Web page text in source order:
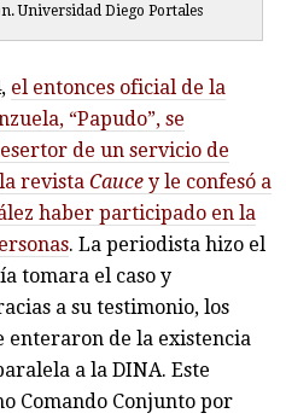
Universidad Diego Portales
el entonces oficial de la
“Papudo”, se
de un servicio de
la revista Cauce y le confesó a
haber participado en la
. La periodista hizo el
tomara el caso y
a su testimonio, los
enteraron de la existencia
a la DINA. Este
Comando Conjunto por